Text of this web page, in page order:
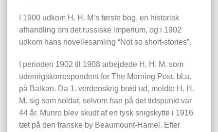
I 1900 udkom H. H. M’s første bog, en historisk
afhandling om det russiske imperium, og i 1902
udkom hans novellesamling “Not so short-stories”.
I perioden 1902 til 1908 arbejdede H. H. M. som
udenrigskorrespondent for The Morning Post, bl.a.
på Balkan. Da 1. verdenskrig brød ud, meldte H. H.
M. sig som soldat, selvom han på det tidspunkt var
44 år. Munro blev skudt af en tysk snigskytte i 1916
tæt på den franske by Beaumount-Hamel. Efter